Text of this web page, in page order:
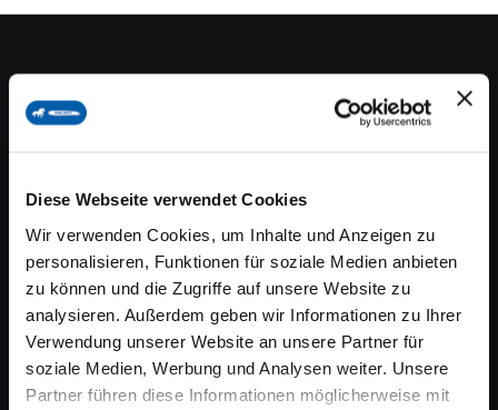
Diese Webseite verwendet Cookies
Wir verwenden Cookies, um Inhalte und Anzeigen zu
personalisieren, Funktionen für soziale Medien anbieten
zu können und die Zugriffe auf unsere Website zu
analysieren. Außerdem geben wir Informationen zu Ihrer
Verwendung unserer Website an unsere Partner für
soziale Medien, Werbung und Analysen weiter. Unsere
Partner führen diese Informationen möglicherweise mit
Allgemeine Geschäftsbedingungen
Barrierefreiheit
FAQ - Häufig gestellte Fragen